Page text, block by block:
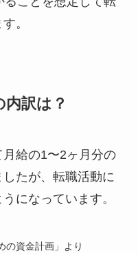
。
訳は？
給の1〜2ヶ月分の
たが、転職活動に
になっています。
の資金計画」より